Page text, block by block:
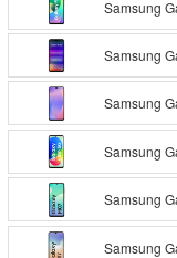
Samsung
Samsung
Samsung
Samsung
Samsung
Samsung